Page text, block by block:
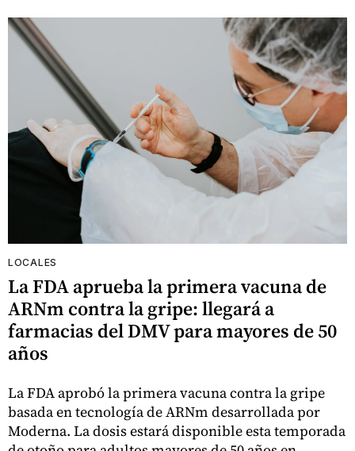
LOCALES
La FDA aprueba la primera vacuna de
ARNm contra la gripe: llegará a
farmacias del DMV para mayores de 50
años
La FDA aprobó la primera vacuna contra la gripe
basada en tecnología de ARNm desarrollada por
Moderna. La dosis estará disponible esta temporada